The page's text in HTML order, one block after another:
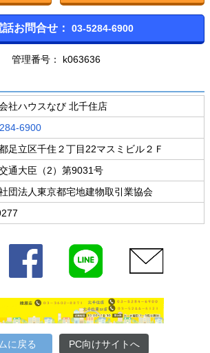
話お問合せ： 03-5284-6900
管理番号： k063636
社ハウスなび 北千住店
6900
足立区千住２丁目22マスミビル２Ｆ
通大臣（2）第9031号
団法人東京都宅地建物取引業協会
Facebook
に戻る PC向けサイトへ